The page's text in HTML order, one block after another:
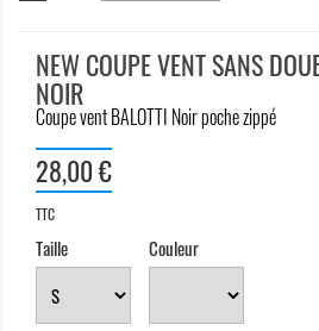
NEW COUPE VENT SANS
NOIR
Coupe vent BALOTTI Noir poche zippé
28,00 €
TTC
Taille Couleur